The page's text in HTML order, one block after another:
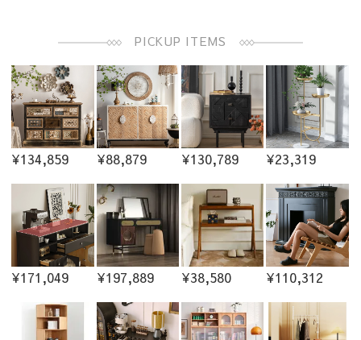
PICKUP ITEMS
¥134,859 ¥88,879 ¥130,789 ¥23,319
¥171,049 ¥197,889 ¥38,580 ¥110,312